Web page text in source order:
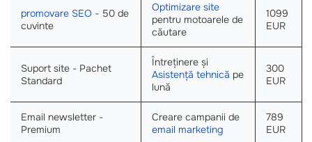
promovare SEO - 50 de
cuvinte
Optimizare site
pentru motoarele de
căutare
1099
EUR
Suport site - Pachet
Standard
Întreținere și
Asistență tehnică pe
lună
300
EUR
Email newsletter -
Premium
Creare campanii de
email marketing
789
EUR